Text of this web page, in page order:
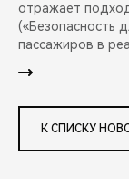
отражает
(«Безопасность
пассажиров в
К СПИСКУ